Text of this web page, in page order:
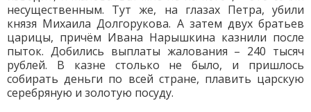
несущественным. Тут же, на глазах Петра, убили
князя Михаила Долгорукова. А затем двух братьев
царицы, причём Ивана Нарышкина казнили после
пыток. Добились выплаты жалования – 240 тысяч
рублей. В казне столько не было, и пришлось
собирать деньги по всей стране, плавить царскую
серебряную и золотую посуду.